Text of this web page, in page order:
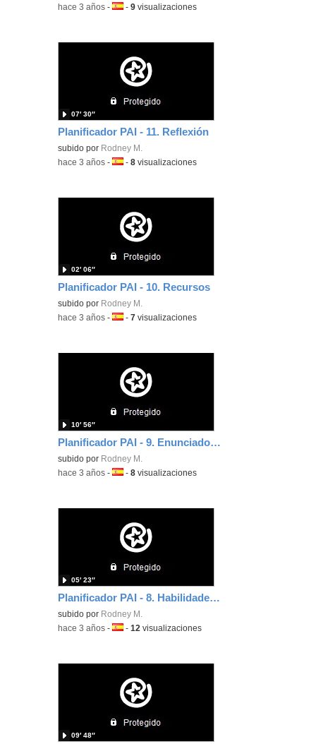
-hace 3 años -Idioma:
-9 visualizaciones
Planificador PAI - 11. Reflexión
subido por Rodney M.
07′ 30″
-hace 3 años -Idioma:
-8 visualizaciones
Planificador PAI - 10. Recursos
subido por Rodney M.
02′ 06″
-hace 3 años -Idioma:
-7 visualizaciones
Planificador PAI - 9. Enunciado de indagación. Preguntas de indagación
subido por Rodney M.
10′ 56″
-hace 3 años -Idioma:
-8 visualizaciones
Planificador PAI - 8. Habilidades de los enfoques de aprendizaje
subido por Rodney M.
05′ 23″
-hace 3 años -Idioma:
-12 visualizaciones
09′ 48″